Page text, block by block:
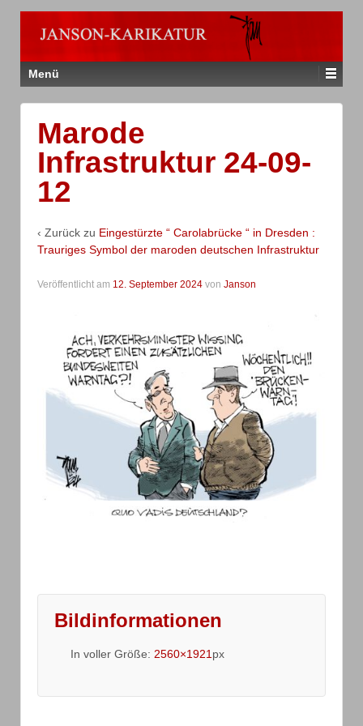
Menü
Marode
Infrastruktur 24-09-
12
‹ Zurück zu Eingestürzte “ Carolabrücke “ in Dresden :
Trauriges Symbol der maroden deutschen Infrastruktur
Veröffentlicht am 12. September 2024 von Janson
Bildinformationen
In voller Größe: 2560×1921 px